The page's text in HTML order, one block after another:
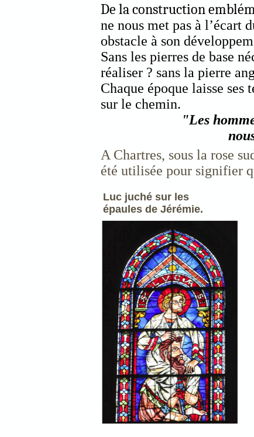
De la construction
ne nous met pas à l’écart
obstacle à son
Sans les pierres de base
réaliser ? sans la pierre
Chaque époque laisse ses
sur le chemin.
"Les
A Chartres, sous la rose
été utilisée pour signifier
Luc juché sur les
épaules de Jérémie.